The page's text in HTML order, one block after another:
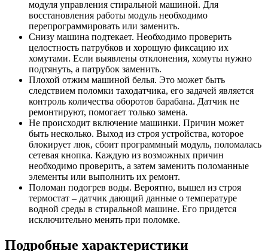
модуля управления стиральной машиной. Для
восстановления работы модуль необходимо
перепрограммировать или заменить.
Снизу машина подтекает. Необходимо проверить
целостность патрубков и хорошую фиксацию их
хомутами. Если выявлены отклонения, хомуты нужно
подтянуть, а патрубок заменить.
Плохой отжим машиной белья. Это может быть
следствием поломки таходатчика, его задачей является
контроль количества оборотов барабана. Датчик не
ремонтируют, помогает только замена.
Не происходит включение машинки. Причин может
быть несколько. Выход из строя устройства, которое
блокирует люк, сбоит программный модуль, поломалась
сетевая кнопка. Каждую из возможных причин
необходимо проверить, а затем заменить поломанные
элементы или выполнить их ремонт.
Поломан подогрев воды. Вероятно, вышел из строя
термостат – датчик дающий данные о температуре
водной среды в стиральной машине. Его придется
исключительно менять при поломке.
Подробные характеристики